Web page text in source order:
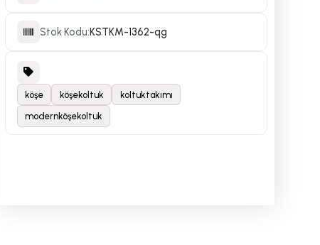
Stok Kodu:KSTKM-1362-qg
köşe köşekoltuk koltuktakımı
modernköşekoltuk